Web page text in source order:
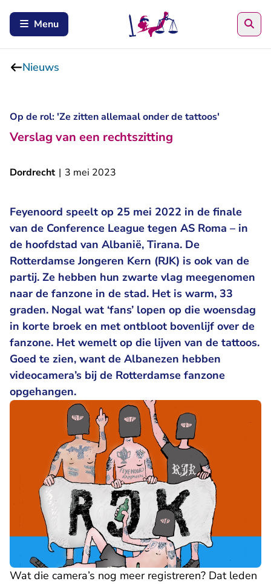
Menu
Nieuws
Op de rol: 'Ze zitten allemaal onder de tattoos'
Verslag van een rechtszitting
Dordrecht | 3 mei 2023
Feyenoord speelt op 25 mei 2022 in de finale
van de Conference League tegen AS Roma – in
de hoofdstad van Albanië, Tirana. De
Rotterdamse Jongeren Kern (RJK) is ook van de
partij. Ze hebben hun zwarte vlag meegenomen
naar de fanzone in de stad. Het is warm, 33
graden. Nogal wat ‘fans’ lopen op die woensdag
in korte broek en met ontbloot bovenlijf over de
fanzone. Het wemelt op die lijven van de tattoos.
Goed te zien, want de Albanezen hebben
videocamera’s bij de Rotterdamse fanzone
opgehangen.
Wat die camera’s nog meer registreren? Dat leden